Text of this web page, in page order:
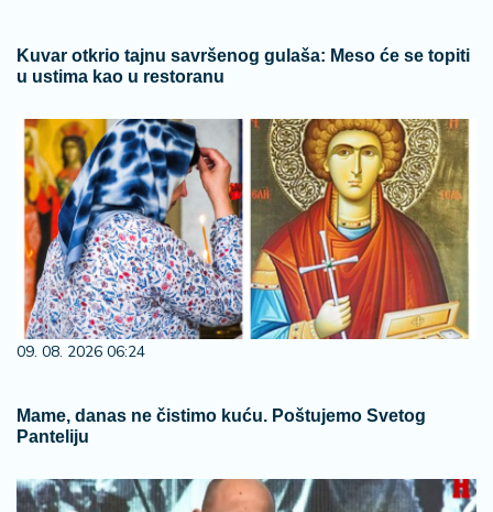
Kuvar otkrio tajnu savršenog gulaša: Meso će se topiti
u ustima kao u restoranu
09. 08. 2026 06:24
Mame, danas ne čistimo kuću. Poštujemo Svetog
Panteliju